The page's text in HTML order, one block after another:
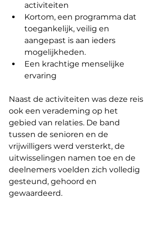
activiteiten
Kortom, een programma dat
toegankelijk, veilig en
aangepast is aan ieders
mogelijkheden.
Een krachtige menselijke
ervaring
Naast de activiteiten was deze reis
ook een verademing op het
gebied van relaties. De band
tussen de senioren en de
vrijwilligers werd versterkt, de
uitwisselingen namen toe en de
deelnemers voelden zich volledig
gesteund, gehoord en
gewaardeerd.